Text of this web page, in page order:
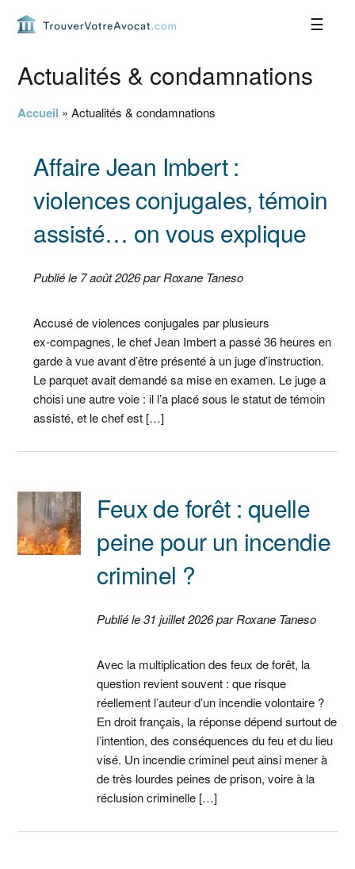
navigation
principale
principal
barre
latérale
principale
pageActualités & condamnations
Accueil »Actualités & condamnations
Affaire Jean Imbert :
violences conjugales, témoin
assisté… on vous explique
Publié le 7 août 2026 par Roxane Taneso
Accusé de violences conjugales par plusieurs
ex‑compagnes, le chef Jean Imbert a passé 36 heures en
garde à vue avant d’être présenté à un juge d’instruction.
Le parquet avait demandé sa mise en examen. Le juge a
choisi une autre voie : il l’a placé sous le statut de témoin
assisté, et le chef est […]
Feux de forêt : quelle
peine pour un incendie
criminel ?
Publié le 31 juillet 2026 par Roxane Taneso
Avec la multiplication des feux de forêt, la
question revient souvent : que risque
réellement l’auteur d’un incendie volontaire ?
En droit français, la réponse dépend surtout de
l’intention, des conséquences du feu et du lieu
visé. Un incendie criminel peut ainsi mener à
de très lourdes peines de prison, voire à la
réclusion criminelle […]